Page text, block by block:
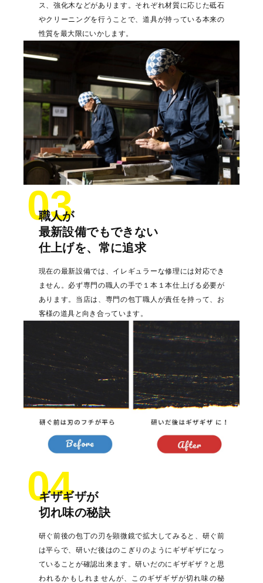
ス、強化木などがあります。それぞれ材質に応じた砥石
やクリーニングを行うことで、道具が持っている本来の
性質を最大限にいかします。
03
職人が
最新設備でもできない
仕上げを、常に追求
現在の最新設備では、イレギュラーな修理には対応でき
ません。必ず専門の職人の手で１本１本仕上げる必要が
あります。当店は、専門の包丁職人が責任を持って、お
客様の道具と向き合っています。
04
ギザギザが
切れ味の秘訣
研ぐ前後の包丁の刃を顕微鏡で拡大してみると、研ぐ前
は平らで、研いだ後はのこぎりのようにギザギザになっ
ていることが確認出来ます。研いだのにギザギザ？と思
われるかもしれませんが、このギザギザが切れ味の秘